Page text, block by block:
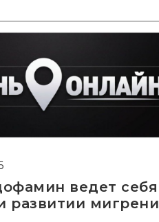
ведет себя
развитии мигрени